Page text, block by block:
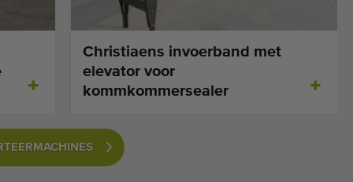
Christiaens invoerband met
elevator voor
kommkommersealer